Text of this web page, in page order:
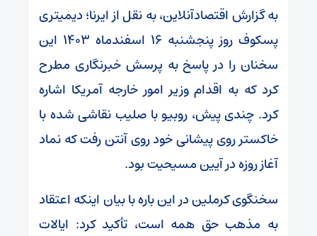
به گزارش اقتصادآنلاین، به نقل از ایرنا؛ دیمیتری
پسکوف روز پنجشنبه ۱۶ اسفندماه ۱۴۰۳ این
سخنان را در پاسخ به پرسش خبرنگاری مطرح
کرد که به اقدام وزیر امور خارجه آمریکا اشاره
کرد. چندی پیش، روبیو با صلیب نقاشی شده با
خاکستر روی پیشانی خود روی آنتن رفت که نماد
آغاز روزه در آیین مسیحیت بود.
سخنگوی کرملین در این باره با بیان اینکه اعتقاد
به مذهب حق همه است، تأکید کرد: ایالات